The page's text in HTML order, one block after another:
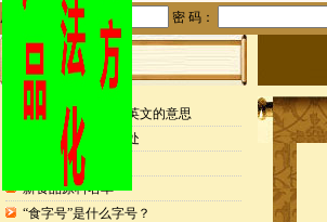
用户名： 密 码：
站内公告
检测报告封面缩写英文的意思
申请专利的25个好处
药食同源目录
新食品原料名单
“食字号”是什么字号？